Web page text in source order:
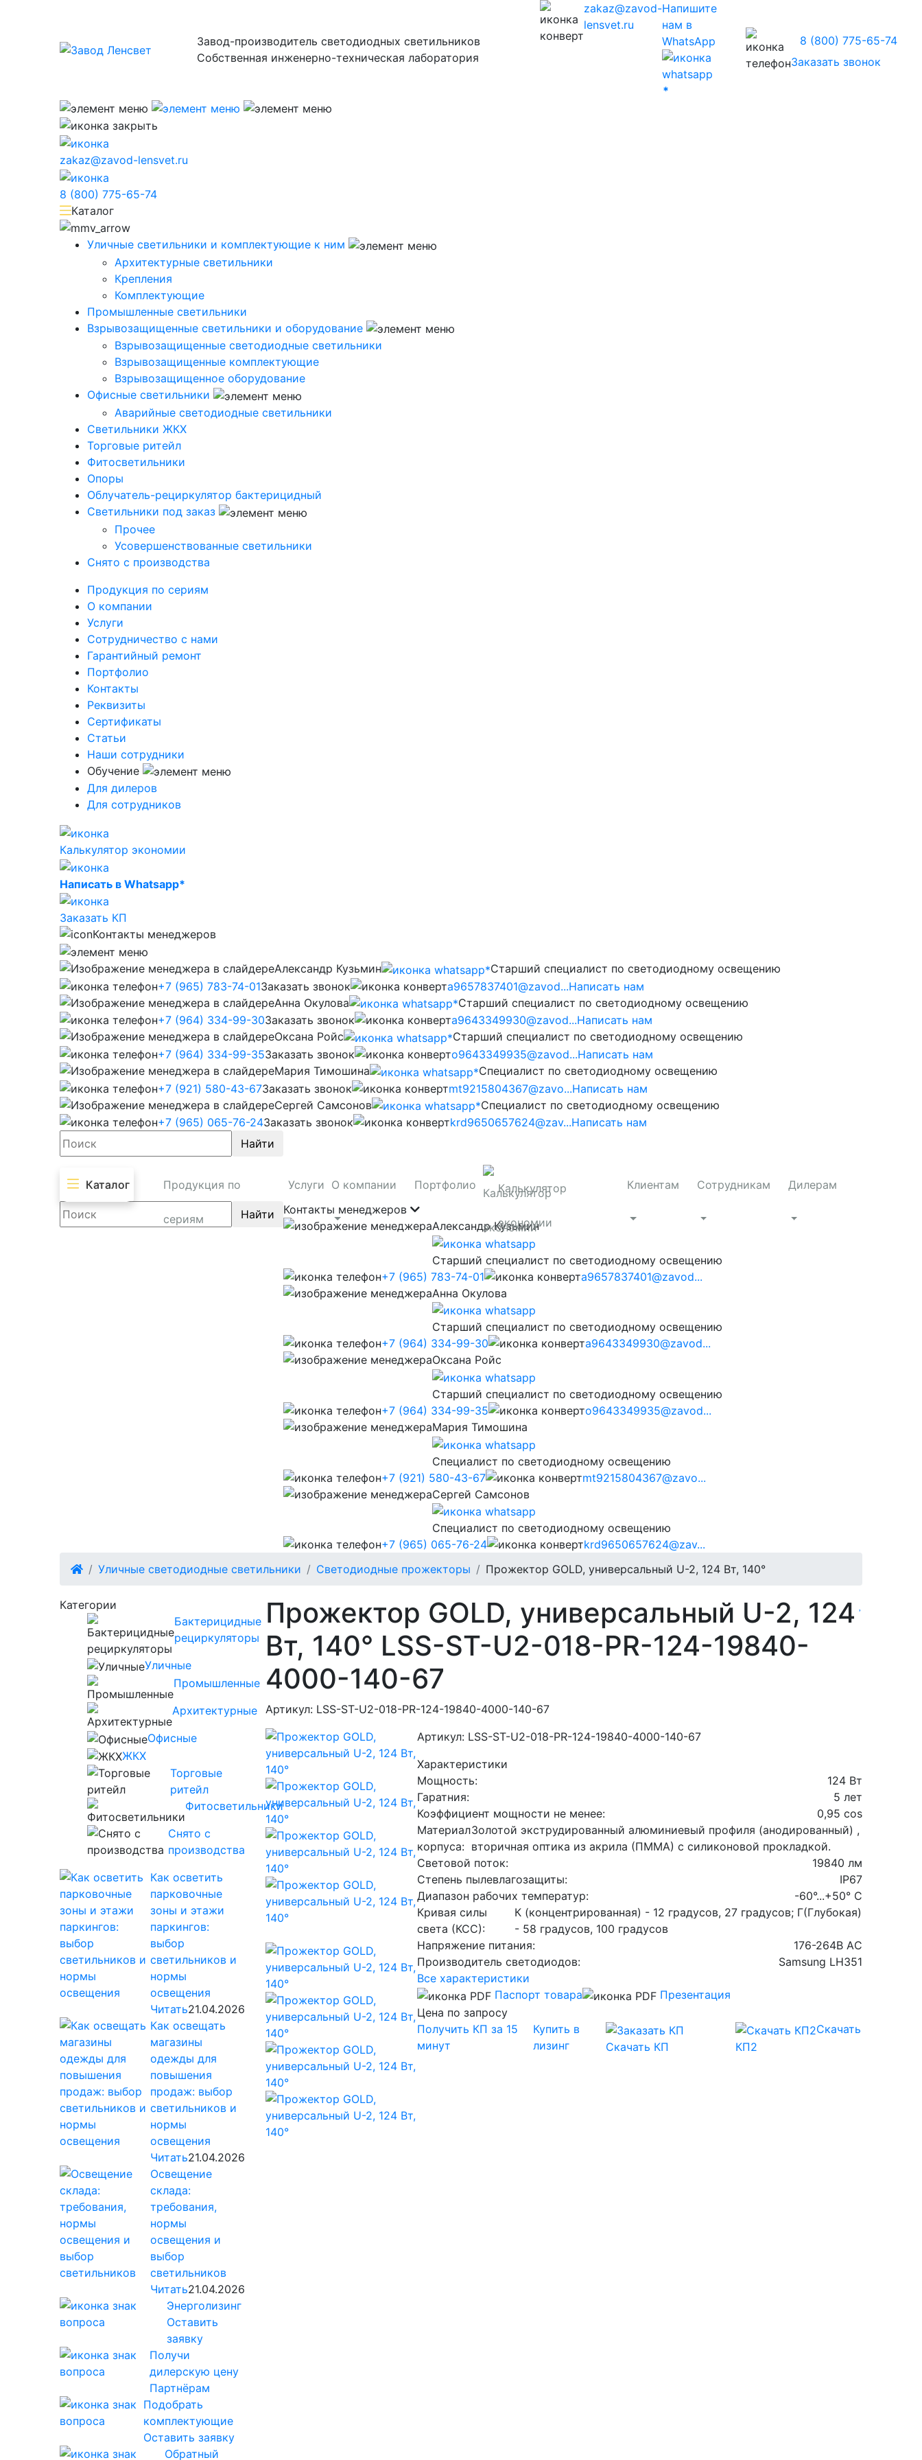
Завод-производитель светодиодных светильников
Собственная инженерно-техническая лаборатория
zakaz@zavod-
lensvet.ru
Напишите
нам в
WhatsApp
8 (800) 775-65-74
Заказать звонок
zakaz@zavod-lensvet.ru
8 (800) 775-65-74
Каталог
Уличные светильники и комплектующие к ним
Архитектурные светильники
Крепления
Комплектующие
Промышленные светильники
Взрывозащищенные светильники и оборудование
Взрывозащищенные светодиодные светильники
Взрывозащищенные комплектующие
Взрывозащищенное оборудование
Офисные светильники
Аварийные светодиодные светильники
Светильники ЖКХ
Торговые ритейл
Фитосветильники
Опоры
Облучатель-рециркулятор бактерицидный
Светильники под заказ
Прочее
Усовершенствованные светильники
Снято с производства
Продукция по сериям
О компании
Услуги
Сотрудничество с нами
Гарантийный ремонт
Портфолио
Контакты
Реквизиты
Сертификаты
Статьи
Наши сотрудники
Обучение
Для дилеров
Для сотрудников
Калькулятор экономии
Написать в Whatsapp*
Заказать КП
Контакты менеджеров
Александр Кузьмин
Старший специалист по светодиодному освещению
+7 (965) 783-74-01Заказать звонок a9657837401@zavod...Написать нам
Анна Окулова
Старший специалист по светодиодному освещению
+7 (964) 334-99-30Заказать звонок a9643349930@zavod...Написать нам
Оксана Ройс
Старший специалист по светодиодному освещению
+7 (964) 334-99-35Заказать звонок o9643349935@zavod...Написать нам
Мария Тимошина
Cпециалист по светодиодному освещению
+7 (921) 580-43-67Заказать звонок mt9215804367@zavo...Написать нам
Сергей Самсонов
Cпециалист по светодиодному освещению
+7 (965) 065-76-24Заказать звонок krd9650657624@zav...Написать нам
Найти
Каталог Продукция по
сериям
Услуги О компании Портфолио Калькулятор
экономии
Клиентам Сотрудникам Дилерам
Найти
Контакты менеджеров
Александр Кузьмин
Старший специалист по светодиодному освещению
+7 (965) 783-74-01
a9657837401@zavod...
Анна Окулова
Старший специалист по светодиодному освещению
+7 (964) 334-99-30
a9643349930@zavod...
Оксана Ройс
Старший специалист по светодиодному освещению
+7 (964) 334-99-35
o9643349935@zavod...
Мария Тимошина
Cпециалист по светодиодному освещению
+7 (921) 580-43-67
mt9215804367@zavo...
Сергей Самсонов
Cпециалист по светодиодному освещению
+7 (965) 065-76-24
krd9650657624@zav...
Уличные светодиодные светильники
Светодиодные прожекторы Прожектор GOLD, универсальный U-2, 124 Вт, 140°
Категории
Бактерицидные
рециркуляторы
Уличные
Промышленные
Архитектурные
Офисные
ЖКХ
Торговые
ритейл
Фитосветильники
Снято с
производства
Как осветить
парковочные
зоны и этажи
паркингов:
выбор
светильников и
нормы
освещения
Читать21.04.2026
Как освещать
магазины
одежды для
повышения
продаж: выбор
светильников и
нормы
освещения
Читать21.04.2026
Освещение
склада:
требования,
нормы
освещения и
выбор
светильников
Читать21.04.2026
Энерголизинг
Оставить
заявку
Получи
дилерскую цену
Партнёрам
Подобрать
комплектующие
Оставить заявку
Обратный
Прожектор GOLD, универсальный U-2, 124
Вт, 140° LSS-ST-U2-018-PR-124-19840-
4000-140-67
Артикул: LSS-ST-U2-018-PR-124-19840-4000-140-67
Артикул: LSS-ST-U2-018-PR-124-19840-4000-140-67
Характеристики
Мощность:
124 Вт
Гаратния:
5 лет
Коэффициент мощности не менее:
0,95 cos
Материал
корпуса:
Золотой экструдированный алюминиевый профиля (анодированный) ,
вторичная оптика из акрила (ПММА) с силиконовой прокладкой.
Световой поток:
19840 лм
Степень пылевлагозащиты:
IP67
Диапазон рабочих температур:
-60°...+50° С
Кривая силы
света (КСС):
К (концентрированная) - 12 градусов, 27 градусов; Г(Глубокая)
- 58 градусов, 100 градусов
Напряжение питания:
176-264В AС
Производитель светодиодов:
Samsung LH351
Все характеристики
Паспорт товара
Презентация
Цена по запросу
Получить КП за 15
минут
Купить в
лизинг
Скачать КП
Скачать
КП2